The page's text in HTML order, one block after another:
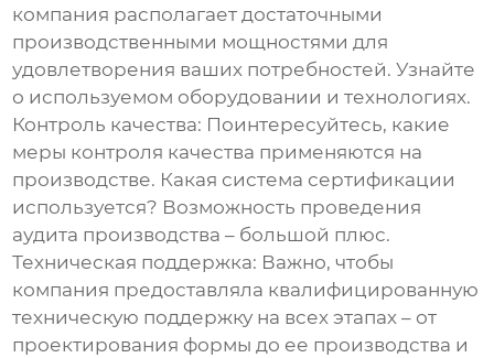
компания располагает достаточными
производственными мощностями для
удовлетворения ваших потребностей. Узнайте
о используемом оборудовании и технологиях.
Контроль качества: Поинтересуйтесь, какие
меры контроля качества применяются на
производстве. Какая система сертификации
используется? Возможность проведения
аудита производства – большой плюс.
Техническая поддержка: Важно, чтобы
компания предоставляла квалифицированную
техническую поддержку на всех этапах – от
проектирования формы до ее производства и